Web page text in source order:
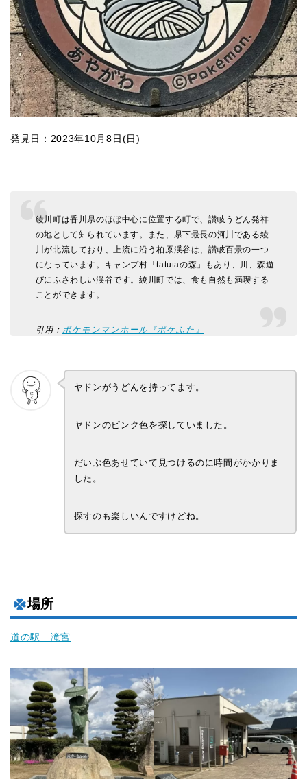
発見日：2023年10月8日(日)
綾川町は香川県のほぼ中心に位置する町で、讃岐うどん発祥
の地として知られています。また、県下最長の河川である綾
川が北流しており、上流に沿う柏原渓谷は、讃岐百景の一つ
になっています。キャンプ村「tatutaの森」もあり、川、森遊
びにふさわしい渓谷です。綾川町では、食も自然も満喫する
ことができます。
引用： ポケモンマンホール『ポケふた』
ヤドンがうどんを持ってます。
ヤドンのピンク色を探していました。
だいぶ色あせていて見つけるのに時間がかかりま
した。
探すのも楽しいんですけどね。
場所
道の駅 滝宮